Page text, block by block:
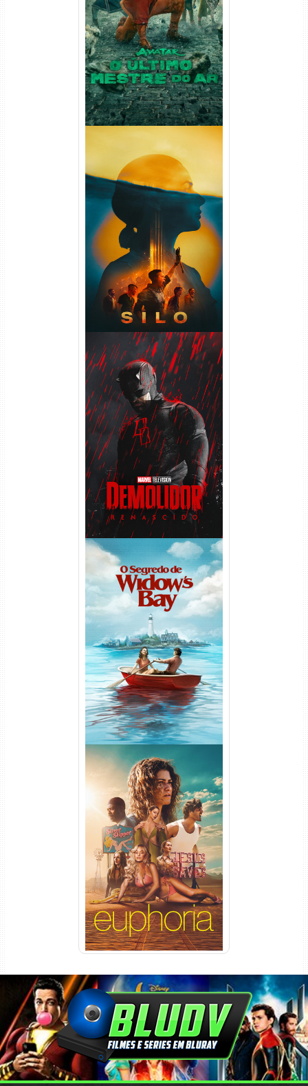
Avatar: O Último Mestre do
Ar 2ª Temporada Torrent
(2026) WEB-DL 1080p Dual
Áudio
Silo 2ª Temporada (2024)
WEB-DL 1080p Dual Áudio
Demolidor: Renascido 2ª
Temporada (2026) WEB-DL
1080p Dual Áudio
O Segredo de Widow’s Bay
1ª Temporada Torrent (2026)
WEB-DL 1080p Dual Áudio
Euphoria 3ª Temporada
Torrent (2026) WEB-DL 1080p
Dual Áudio